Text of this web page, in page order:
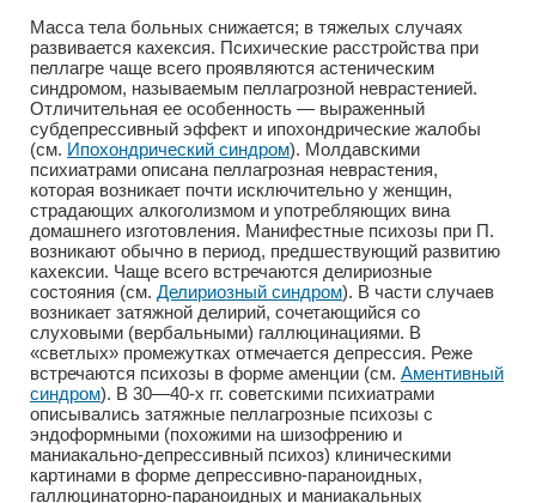
Масса тела больных снижается; в тяжелых случаях
развивается кахексия. Психические расстройства при
пеллагре чаще всего проявляются астеническим
синдромом, называемым пеллагрозной неврастенией.
Отличительная ее особенность — выраженный
субдепрессивный эффект и ипохондрические жалобы
(см. Ипохондрический синдром). Молдавскими
психиатрами описана пеллагрозная неврастения,
которая возникает почти исключительно у женщин,
страдающих алкоголизмом и употребляющих вина
домашнего изготовления. Манифестные психозы при П.
возникают обычно в период, предшествующий развитию
кахексии. Чаще всего встречаются делириозные
состояния (см. Делириозный синдром). В части случаев
возникает затяжной делирий, сочетающийся со
слуховыми (вербальными) галлюцинациями. В
«светлых» промежутках отмечается депрессия. Реже
встречаются психозы в форме аменции (см. Аментивный
синдром). В 30—40-х гг. советскими психиатрами
описывались затяжные пеллагрозные психозы с
эндоформными (похожими на шизофрению и
маниакально-депрессивный психоз) клиническими
картинами в форме депрессивно-параноидных,
галлюцинаторно-параноидных и маниакальных